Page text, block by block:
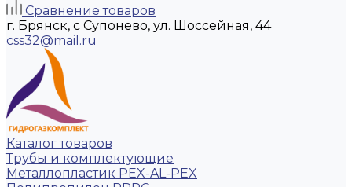
Сравнение товаров
г. Брянск, с Супонево, ул. Шоссейная, 44
css32@mail.ru
Каталог товаров
Трубы и комплектующие
Металлопластик PEX-AL-PEX